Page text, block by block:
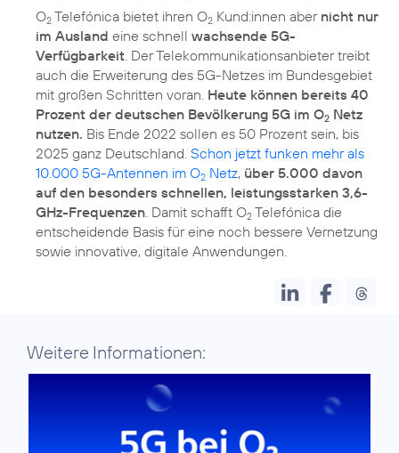
O2 Telefónica bietet ihren O2 Kund:innen aber nicht nur
im Ausland eine schnell wachsende 5G-
Verfügbarkeit. Der Telekommunikationsanbieter treibt
auch die Erweiterung des 5G-Netzes im Bundesgebiet
mit großen Schritten voran. Heute können bereits 40
Prozent der deutschen Bevölkerung 5G im O2 Netz
nutzen. Bis Ende 2022 sollen es 50 Prozent sein, bis
2025 ganz Deutschland. Schon jetzt funken mehr als
10.000 5G-Antennen im O2 Netz, über 5.000 davon
auf den besonders schnellen, leistungsstarken 3,6-
GHz-Frequenzen. Damit schafft O2 Telefónica die
entscheidende Basis für eine noch bessere Vernetzung
sowie innovative, digitale Anwendungen.
Weitere Informationen: